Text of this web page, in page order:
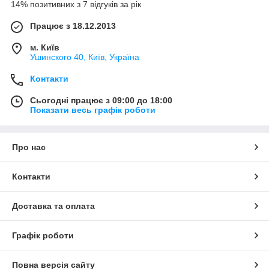
14% позитивних з 7 відгуків за рік
Працює з 18.12.2013
м. Київ
Ушинского 40, Київ, Україна
Контакти
Сьогодні працює з 09:00 до 18:00
Показати весь графік роботи
Про нас
Контакти
Доставка та оплата
Графік роботи
Повна версія сайту